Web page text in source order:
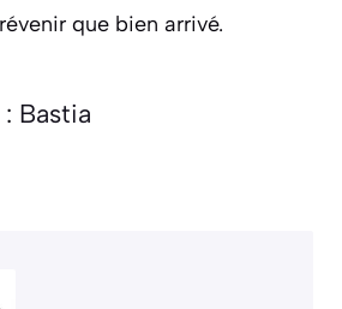
que bien arrivé.
Bastia